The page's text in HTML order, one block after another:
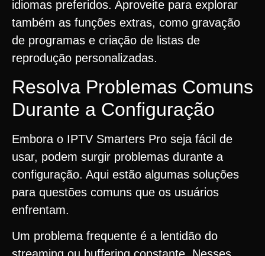
idiomas preferidos. Aproveite para explorar
também as funções extras, como gravação
de programas e criação de listas de
reprodução personalizadas.
Resolva Problemas Comuns
Durante a Configuração
Embora o IPTV Smarters Pro seja fácil de
usar, podem surgir problemas durante a
configuração. Aqui estão algumas soluções
para questões comuns que os usuários
enfrentam.
Um problema frequente é a lentidão do